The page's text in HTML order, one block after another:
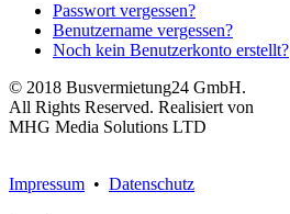
Passwort vergessen?
Benutzername vergessen?
Noch kein Benutzerkonto erstellt?
© 2018 Busvermietung24 GmbH.
All Rights Reserved. Realisiert von
MHG Media Solutions LTD
Impressum • Datenschutz